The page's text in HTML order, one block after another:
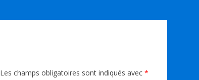
Les champs obligatoires sont indiqués avec *